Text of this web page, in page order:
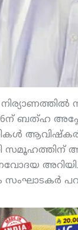
ബത്ഹ
സമൂഹത്തിന്
അറിയിച്ചു.
സംഘാടകര്‍